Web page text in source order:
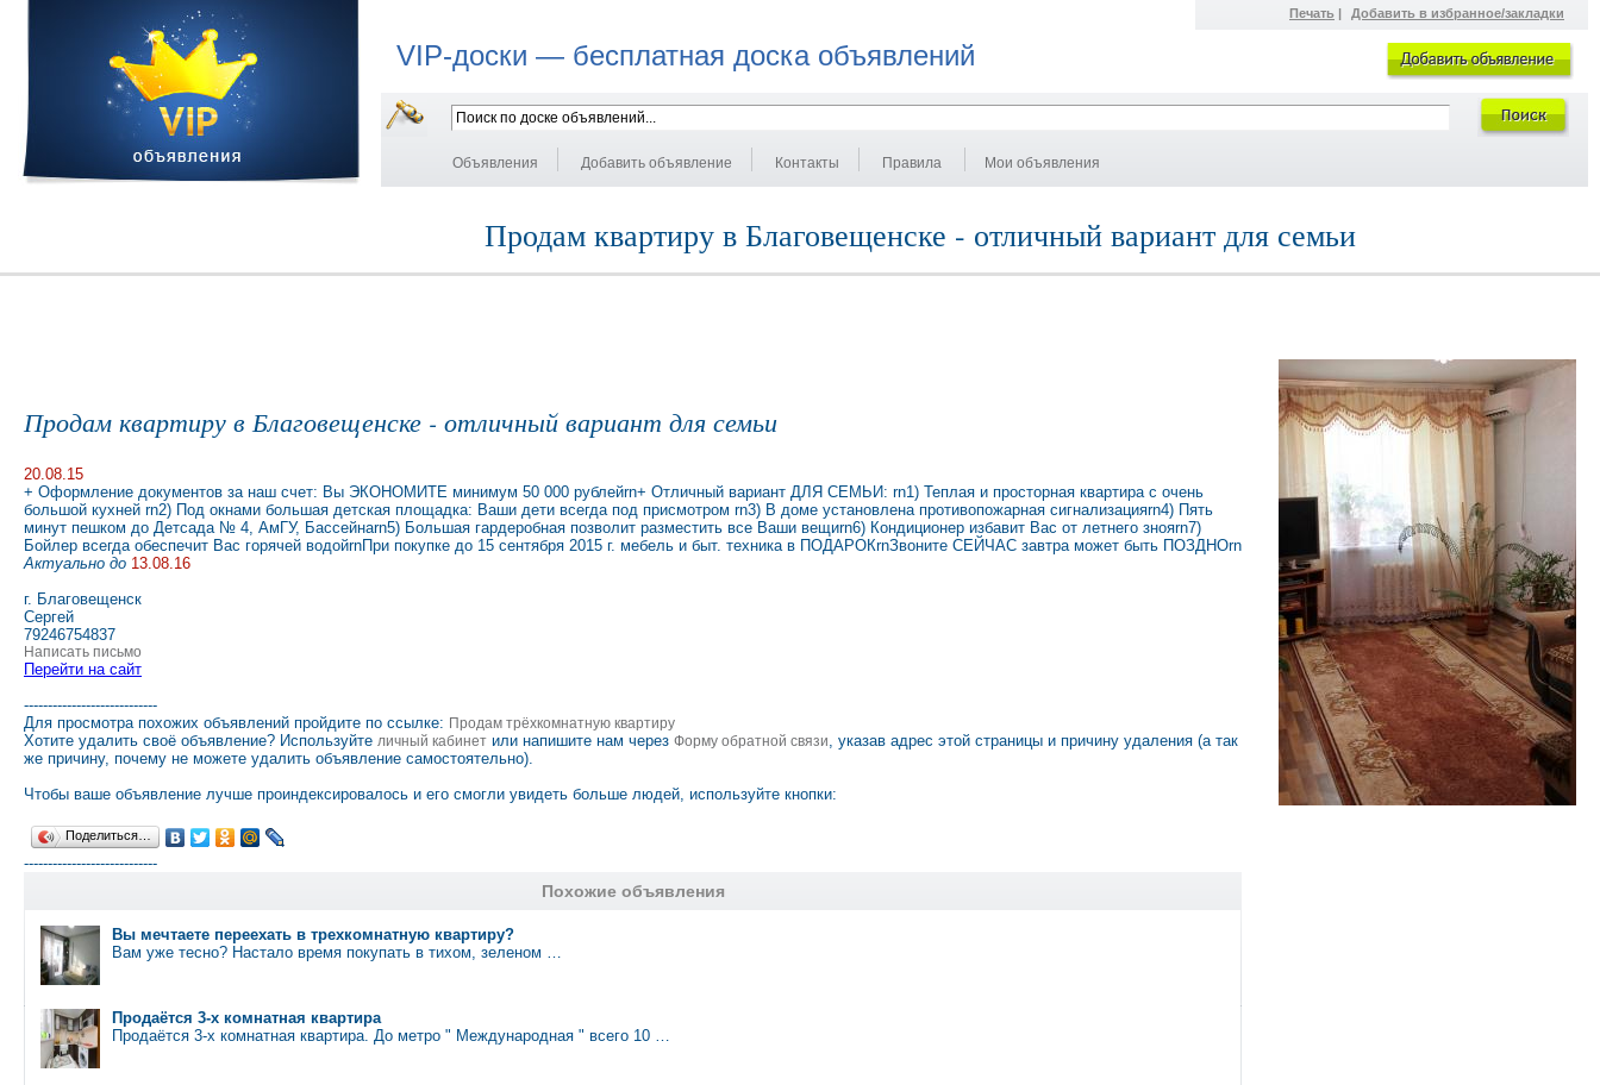
Печать | Добавить в избранное/закладки
VIP-доски — бесплатная доска объявлений
Объявления Добавить объявление Контакты Правила Мои объявления
Продам квартиру в Благовещенске - отличный вариант для семьи
Продам квартиру в Благовещенске - отличный вариант для семьи
20.08.15
+ Оформление документов за наш счет: Вы ЭКОНОМИТЕ минимум 50 000 рублейrn+ Отличный вариант ДЛЯ СЕМЬИ: rn1) Теплая и просторная квартира с очень
большой кухней rn2) Под окнами большая детская площадка: Ваши дети всегда под присмотром rn3) В доме установлена противопожарная сигнализацияrn4) Пять
минут пешком до Детсада № 4, АмГУ, Бассейнаrn5) Большая гардеробная позволит разместить все Ваши вещиrn6) Кондиционер избавит Вас от летнего знояrn7)
Бойлер всегда обеспечит Вас горячей водойrnПри покупке до 15 сентября 2015 г. мебель и быт. техника в ПОДАРОКrnЗвоните СЕЙЧАС завтра может быть ПОЗДНОrn
Актуально до 13.08.16
г. Благовещенск
Сергей
79246754837
Написать письмо
Перейти на сайт
----------------------------
Для просмотра похожих объявлений пройдите по ссылке: Продам трёхкомнатную квартиру
Хотите удалить своё объявление? Используйте личный кабинет или напишите нам через Форму обратной связи, указав адрес этой страницы и причину удаления (а так
же причину, почему не можете удалить объявление самостоятельно).
Чтобы ваше объявление лучше проиндексировалось и его смогли увидеть больше людей, используйте кнопки:
Поделиться…
----------------------------
Похожие объявления
Вы мечтаете переехать в трехкомнатную квартиру?
Вам уже тесно? Настало время покупать в тихом, зеленом …
Продаётся 3-х комнатная квартира
Продаётся 3-х комнатная квартира. До метро " Международная " всего 10 …